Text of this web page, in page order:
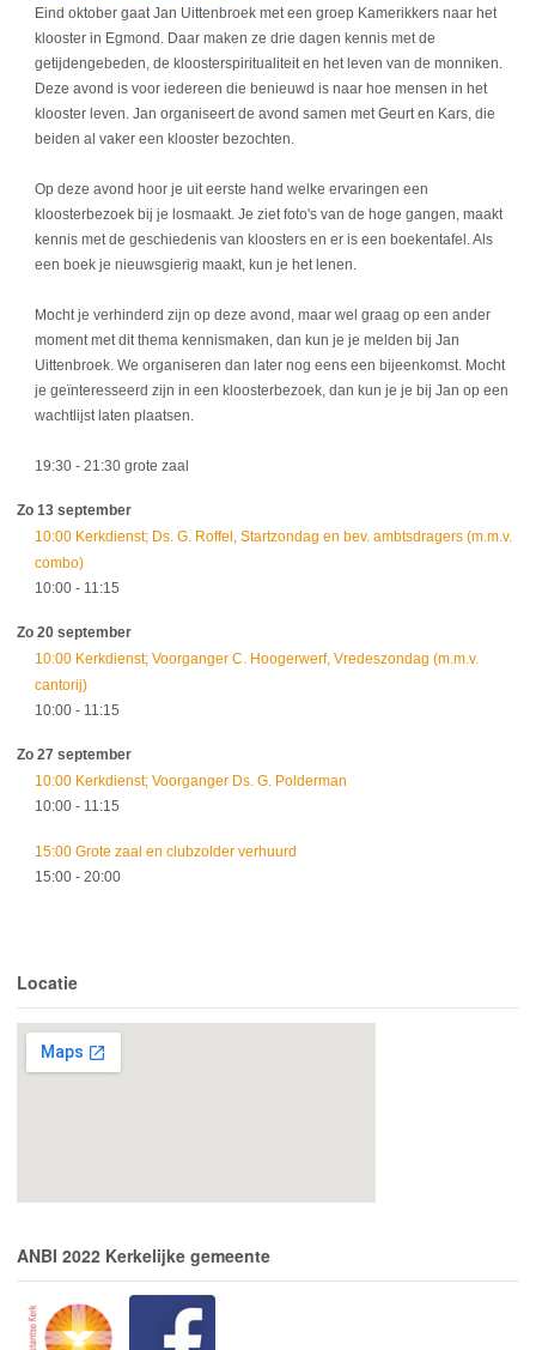
Eind oktober gaat Jan Uittenbroek met een groep Kamerikkers naar het
klooster in Egmond. Daar maken ze drie dagen kennis met de
getijdengebeden, de kloosterspiritualiteit en het leven van de monniken.
Deze avond is voor iedereen die benieuwd is naar hoe mensen in het
klooster leven. Jan organiseert de avond samen met Geurt en Kars, die
beiden al vaker een klooster bezochten.
Op deze avond hoor je uit eerste hand welke ervaringen een
kloosterbezoek bij je losmaakt. Je ziet foto's van de hoge gangen, maakt
kennis met de geschiedenis van kloosters en er is een boekentafel. Als
een boek je nieuwsgierig maakt, kun je het lenen.
Mocht je verhinderd zijn op deze avond, maar wel graag op een ander
moment met dit thema kennismaken, dan kun je je melden bij Jan
Uittenbroek. We organiseren dan later nog eens een bijeenkomst. Mocht
je geïnteresseerd zijn in een kloosterbezoek, dan kun je je bij Jan op een
wachtlijst laten plaatsen.
19:30 - 21:30 grote zaal
Zo 13 september
10:00 Kerkdienst; Ds. G. Roffel, Startzondag en bev. ambtsdragers (m.m.v.
combo)
10:00 - 11:15
Zo 20 september
10:00 Kerkdienst; Voorganger C. Hoogerwerf, Vredeszondag (m.m.v.
cantorij)
10:00 - 11:15
Zo 27 september
10:00 Kerkdienst; Voorganger Ds. G. Polderman
10:00 - 11:15
15:00 Grote zaal en clubzolder verhuurd
15:00 - 20:00
Locatie
ANBI 2022 Kerkelijke gemeente